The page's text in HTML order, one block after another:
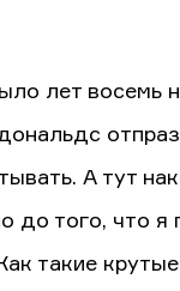
лет восемь
А тут
до того, что я
такие крутые